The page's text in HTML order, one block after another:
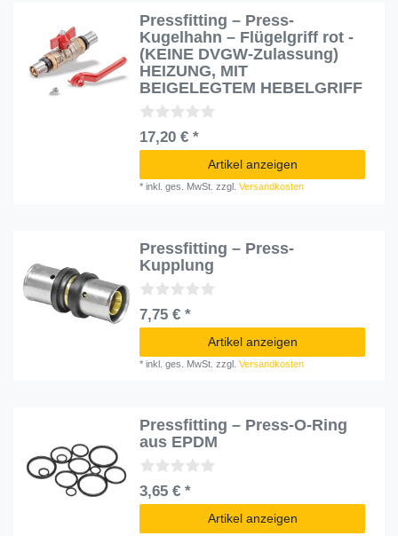
Pressfitting – Press-
Kugelhahn – Flügelgriff rot -
(KEINE DVGW-Zulassung)
HEIZUNG, MIT
BEIGELEGTEM HEBELGRIFF
17,20 € *
Artikel anzeigen
*inkl. ges. MwSt. zzgl.Versandkosten
Pressfitting – Press-
Kupplung
7,75 € *
Artikel anzeigen
*inkl. ges. MwSt. zzgl.Versandkosten
Pressfitting – Press-O-Ring
aus EPDM
3,65 € *
Artikel anzeigen